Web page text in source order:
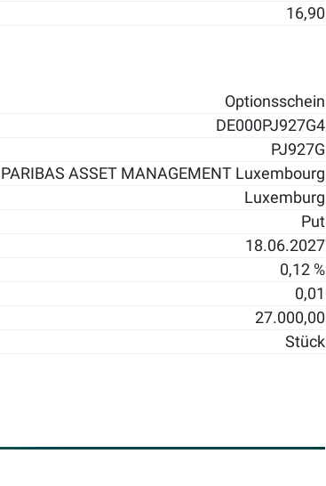
16,90
Optionsschein
DE000PJ927G4
PJ927G
ASSET MANAGEMENT Luxembourg
Luxemburg
Put
18.06.2027
0,12 %
0,01
27.000,00
Stück